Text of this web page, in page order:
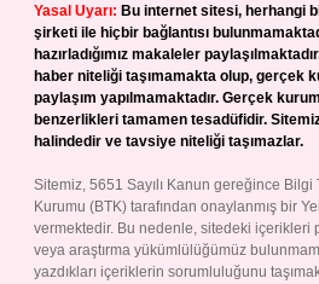
Yasal Uyarı: Bu internet sitesi, herhangi
şirketi ile hiçbir bağlantısı
hazırladığımız makaleler
haber niteliği taşımamakta olup, gerçek
paylaşım yapılmamaktadır. Gerçek
benzerlikleri tamamen tesadüfidir.
halindedir ve tavsiye niteliği taşımazlar.
Sitemiz, 5651 Sayılı Kanun gereğince
Kurumu (BTK) tarafından onaylanmış bir
vermektedir. Bu nedenle, sitedeki içerikleri
veya araştırma yükümlülüğümüz
yazdıkları içeriklerin sorumluluğunu